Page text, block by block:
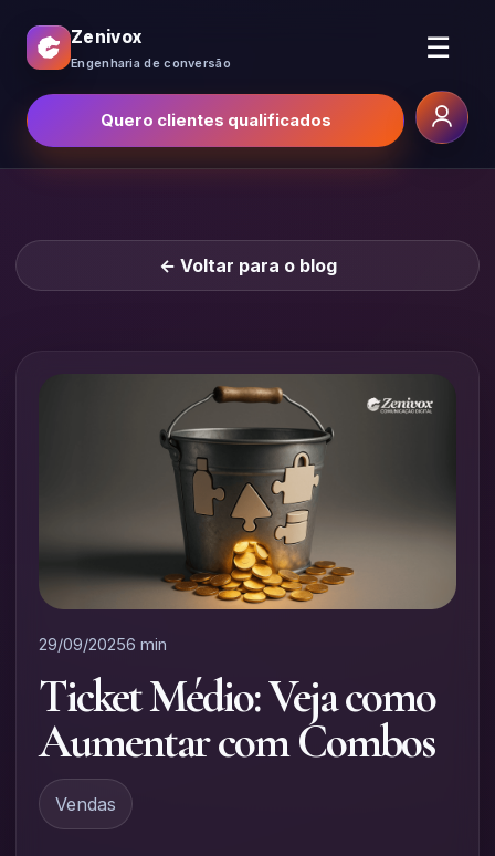
Zenivox
Engenharia de conversão ☰
Quero clientes qualificados
← Voltar para o blog
29/09/20256 min
Ticket Médio: Veja como
Aumentar com Combos
Vendas